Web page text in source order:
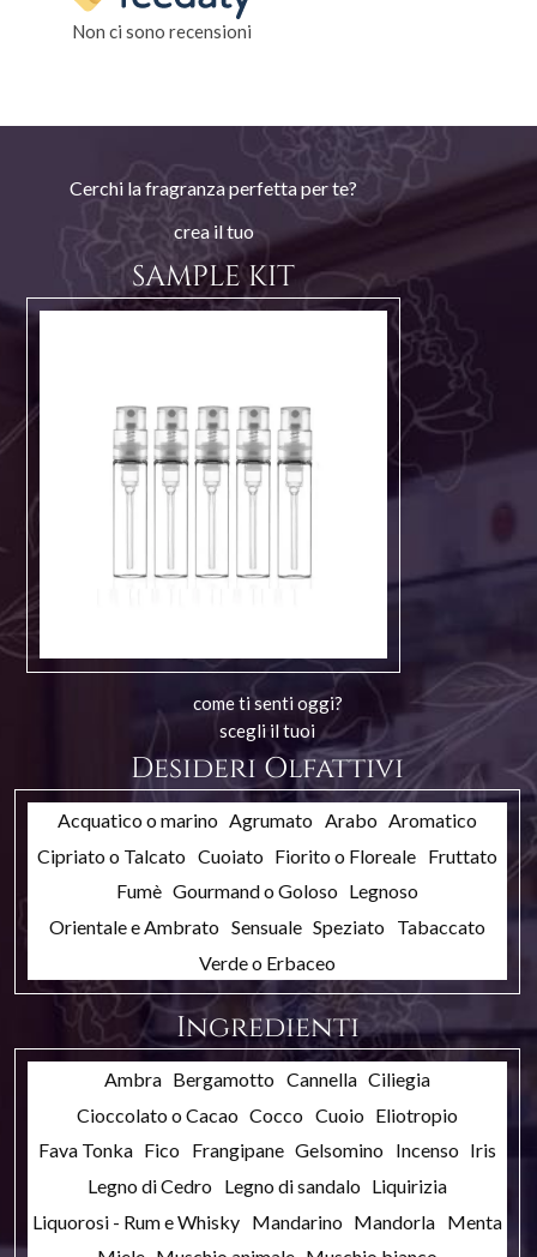
Non ci sono recensioni
Cerchi la fragranza perfetta per te?
crea il tuo
SAMPLE KIT
come ti senti oggi?
scegli il tuoi
Desideri Olfattivi
Acquatico o marino Agrumato Arabo Aromatico
Cipriato o Talcato Cuoiato Fiorito o Floreale Fruttato
Fumè Gourmand o Goloso Legnoso
Orientale e Ambrato Sensuale Speziato Tabaccato
Verde o Erbaceo
Ingredienti
Ambra Bergamotto Cannella Ciliegia
Cioccolato o Cacao Cocco Cuoio Eliotropio
Fava Tonka Fico Frangipane Gelsomino Incenso Iris
Legno di Cedro Legno di sandalo Liquirizia
Liquorosi - Rum e Whisky Mandarino Mandorla Menta